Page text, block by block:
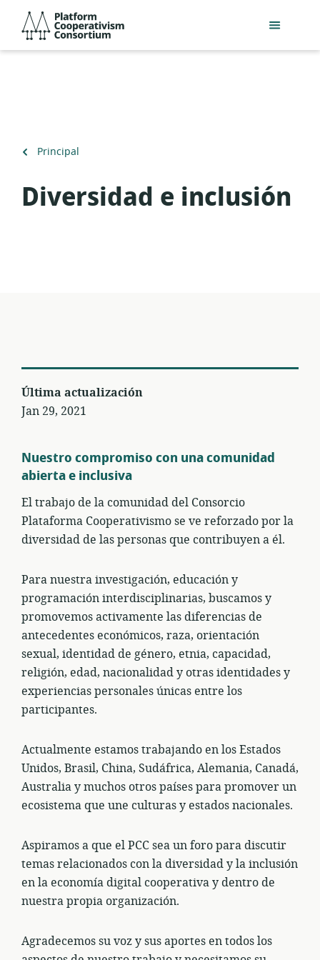
Acceder
directamente
Consortium
Volver
Principal
Diversidad e inclusión
Última actualización
Jan 29, 2021
Nuestro compromiso con una comunidad
abierta e inclusiva
El trabajo de la comunidad del Consorcio
Plataforma Cooperativismo se ve reforzado por la
diversidad de las personas que contribuyen a él.
Para nuestra investigación, educación y
programación interdisciplinarias, buscamos y
promovemos activamente las diferencias de
antecedentes económicos, raza, orientación
sexual, identidad de género, etnia, capacidad,
religión, edad, nacionalidad y otras identidades y
experiencias personales únicas entre los
participantes.
Actualmente estamos trabajando en los Estados
Unidos, Brasil, China, Sudáfrica, Alemania, Canadá,
Australia y muchos otros países para promover un
ecosistema que une culturas y estados nacionales.
Aspiramos a que el PCC sea un foro para discutir
temas relacionados con la diversidad y la inclusión
en la economía digital cooperativa y dentro de
nuestra propia organización.
Agradecemos su voz y sus aportes en todos los